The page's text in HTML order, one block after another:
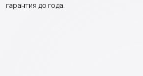
гарантия до года.